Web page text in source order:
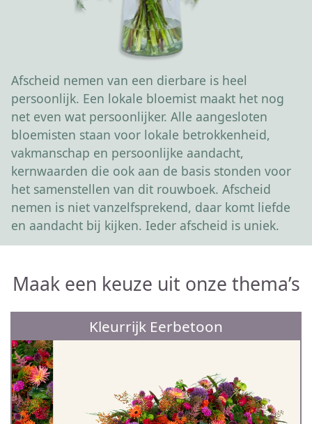
Afscheid nemen van een dierbare is heel
persoonlijk. Een lokale bloemist maakt het nog
net even wat persoonlijker. Alle aangesloten
bloemisten staan voor lokale betrokkenheid,
vakmanschap en persoonlijke aandacht,
kernwaarden die ook aan de basis stonden voor
het samenstellen van dit rouwboek. Afscheid
nemen is niet vanzelfsprekend, daar komt liefde
en aandacht bij kijken. Ieder afscheid is uniek.
Maak een keuze uit onze thema’s
Kleurrijk Eerbetoon